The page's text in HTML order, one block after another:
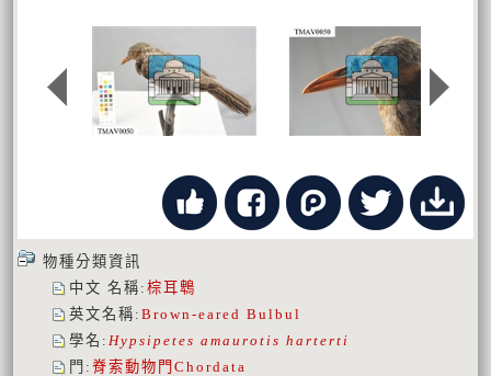
物種分類資訊
中文 名稱 : 棕耳鵯
英文名稱 : Brown-eared Bulbul
學名 : Hypsipetes amaurotis harterti
門 : 脊索動物門 Chordata